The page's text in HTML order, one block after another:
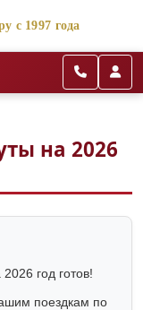
с 1997 года
на 2026
год готов!
поездкам по